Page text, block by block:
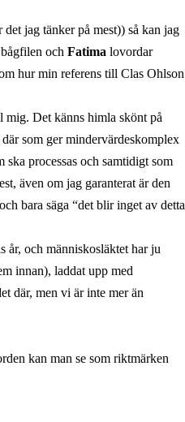
jag tänker på mest)) så kan jag
och Fatima lovordar
hur min referens till Clas Ohlson
mig. Det känns himla skönt på
som ger mindervärdeskomplex
processas och samtidigt som
även om jag garanterat är den
bara säga “det blir inget av detta
år, och människosläktet har ju
innan), laddat upp med
där, men vi är inte mer än
kan man se som riktmärken